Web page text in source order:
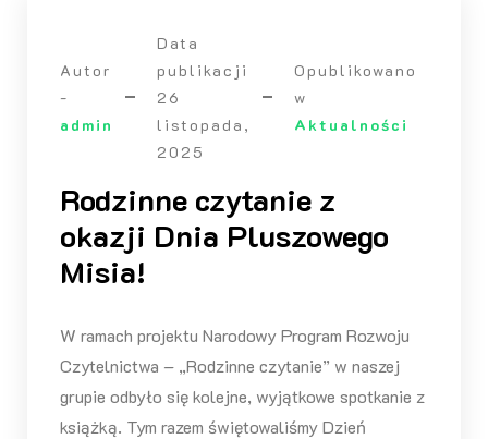
Autor
-
admin
Data
publikacji
26
listopada,
2025
Opublikowano
w
Aktualności
Rodzinne czytanie z
okazji Dnia Pluszowego
Misia!
W ramach projektu Narodowy Program Rozwoju
Czytelnictwa – „Rodzinne czytanie” w naszej
grupie odbyło się kolejne, wyjątkowe spotkanie z
książką. Tym razem świętowaliśmy Dzień